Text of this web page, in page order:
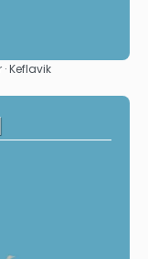
Keflavik